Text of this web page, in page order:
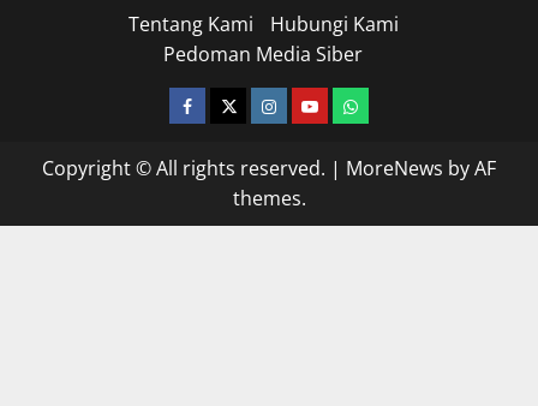
Tentang Kami
Hubungi Kami
Pedoman Media Siber
facebooktwitterinstagram.com
youtubewhatsapp
Copyright © All rights reserved. | MoreNews by AF
themes.